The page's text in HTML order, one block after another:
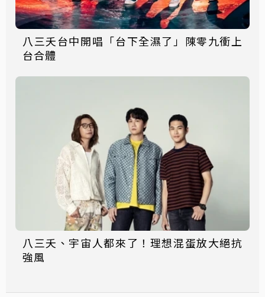
八三夭台中開唱「台下全濕了」陳零九衝上
台合體
八三夭、宇宙人都來了！理想混蛋放大絕抗
強風